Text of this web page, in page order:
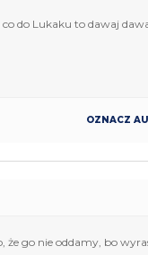
do Lukaku to dawaj
OZNACZ
że go nie oddamy, bo